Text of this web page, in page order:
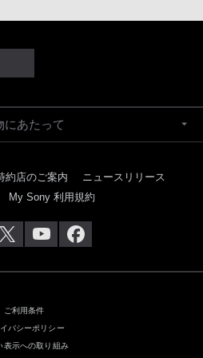
にあたって
約店のご案内
ニュースリリース
My Sony 利用規約
ご利用条件
バシーポリシー
表示への取り組み